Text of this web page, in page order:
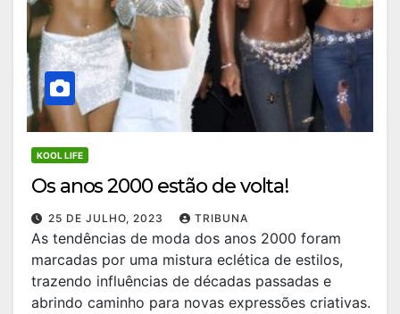
KOOL LIFE
Os anos 2000 estão de volta!
25 DE JULHO, 2023 TRIBUNA
As tendências de moda dos anos 2000 foram
marcadas por uma mistura eclética de estilos,
trazendo influências de décadas passadas e
abrindo caminho para novas expressões criativas.